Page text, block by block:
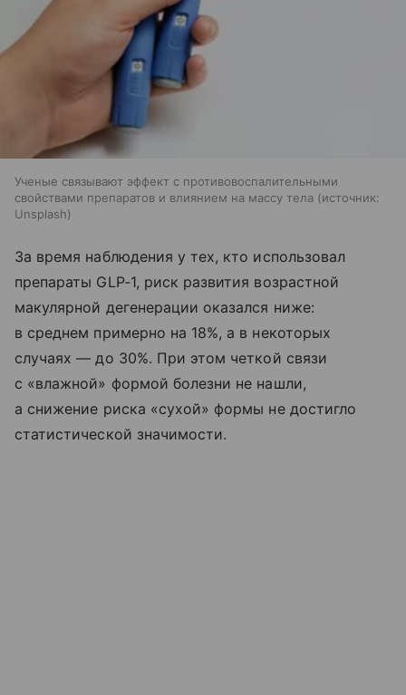
Ученые связывают эффект с противовоспалительными
свойствами препаратов и влиянием на массу тела
источник:
Unsplash
За время наблюдения у тех, кто использовал
препараты GLP‑1, риск развития возрастной
макулярной дегенерации оказался ниже:
в среднем примерно на 18%, а в некоторых
случаях — до 30%. При этом четкой связи
с «влажной» формой болезни не нашли,
а снижение риска «сухой» формы не достигло
статистической значимости.